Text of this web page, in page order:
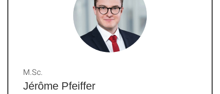
Jérôme Pfeiffer
M.Sc.